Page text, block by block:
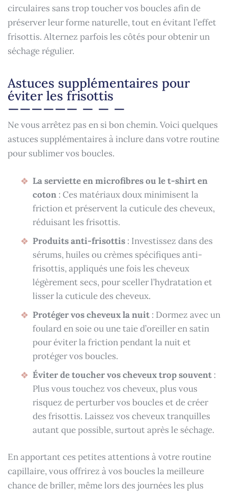
circulaires sans trop toucher vos boucles afin de
préserver leur forme naturelle, tout en évitant l’effet
frisottis. Alternez parfois les côtés pour obtenir un
séchage régulier.
Astuces supplémentaires pour
éviter les frisottis
Ne vous arrêtez pas en si bon chemin. Voici quelques
astuces supplémentaires à inclure dans votre routine
pour sublimer vos boucles.
La serviette en microfibres ou le t-shirt en
coton : Ces matériaux doux minimisent la
friction et préservent la cuticule des cheveux,
réduisant les frisottis.
Produits anti-frisottis : Investissez dans des
sérums, huiles ou crèmes spécifiques anti-
frisottis, appliqués une fois les cheveux
légèrement secs, pour sceller l’hydratation et
lisser la cuticule des cheveux.
Protéger vos cheveux la nuit : Dormez avec un
foulard en soie ou une taie d’oreiller en satin
pour éviter la friction pendant la nuit et
protéger vos boucles.
Éviter de toucher vos cheveux trop souvent :
Plus vous touchez vos cheveux, plus vous
risquez de perturber vos boucles et de créer
des frisottis. Laissez vos cheveux tranquilles
autant que possible, surtout après le séchage.
En apportant ces petites attentions à votre routine
capillaire, vous offrirez à vos boucles la meilleure
chance de briller, même lors des journées les plus